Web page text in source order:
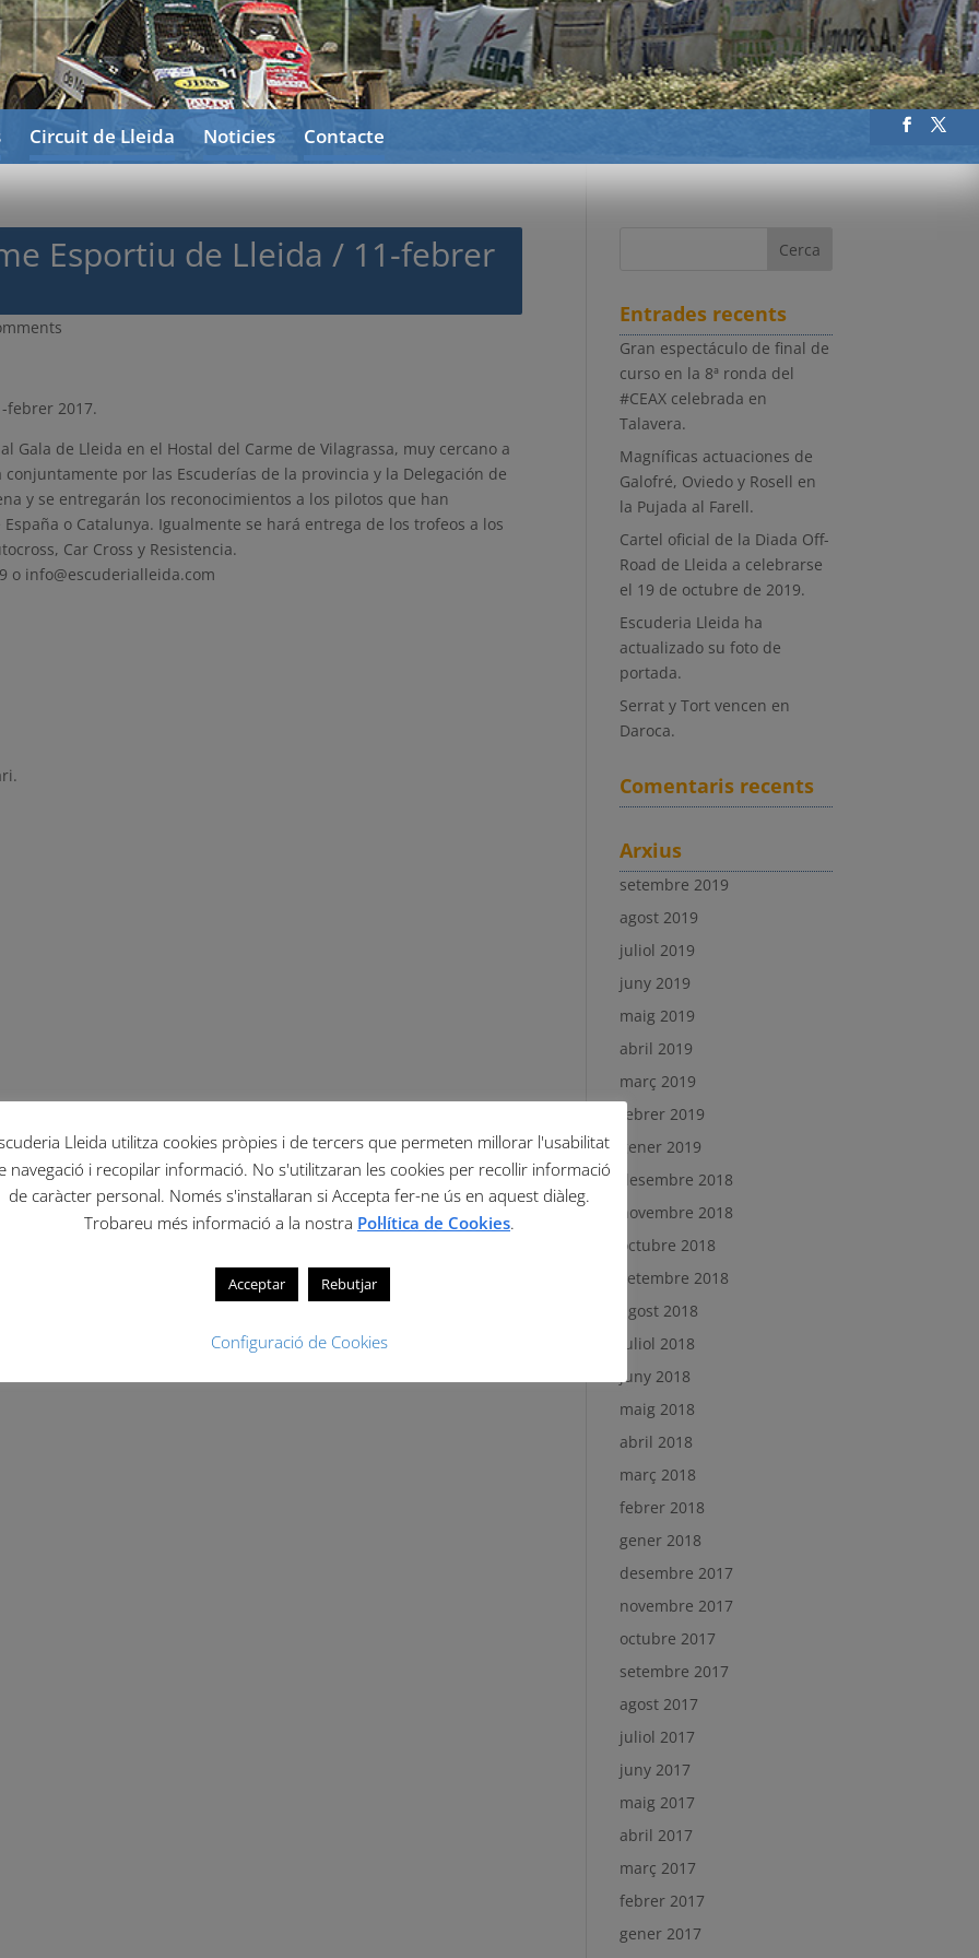
Circuit de Lleida Noticies Contacte
Esportiu de Lleida / 11-febrer
febrer 2017.
Gala de Lleida en el Hostal del Carme de Vilagrassa, muy cercano a
por las Escuderías de la provincia y la Delegación de
y se entregarán los reconocimientos a los pilotos que han
o Catalunya. Igualmente se hará entrega de los trofeos a los
Car Cross y Resistencia.
o info@escuderialleida.com
Entrades recents
Gran espectáculo de final de
curso en la 8ª ronda del
#CEAX celebrada en
Talavera.
Magníficas actuaciones de
Galofré, Oviedo y Rosell en
la Pujada al Farell.
Cartel oficial de la Diada Off-
Road de Lleida a celebrarse
el 19 de octubre de 2019.
Escuderia Lleida ha
actualizado su foto de
portada.
Serrat y Tort vencen en
Daroca.
Comentaris recents
Arxius
setembre 2019
agost 2019
juliol 2019
juny 2019
maig 2019
abril 2019
març 2019
febrer 2019
gener 2019
desembre 2018
novembre 2018
octubre 2018
setembre 2018
agost 2018
juliol 2018
juny 2018
maig 2018
abril 2018
març 2018
febrer 2018
gener 2018
desembre 2017
novembre 2017
octubre 2017
setembre 2017
agost 2017
juliol 2017
juny 2017
maig 2017
abril 2017
març 2017
febrer 2017
gener 2017
Lleida utilitza cookies pròpies i de tercers que permeten millorar l'usabilitat
navegació i recopilar informació. No s'utilitzaran les cookies per recollir informació
de caràcter personal. Només s'instal·laran si Accepta fer-ne ús en aquest diàleg.
Trobareu més informació a la nostra Pol·lítica de Cookies.
Acceptar Rebutjar
Configuració de Cookies